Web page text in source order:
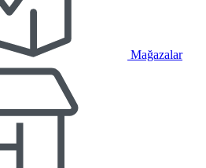
Mağazalar